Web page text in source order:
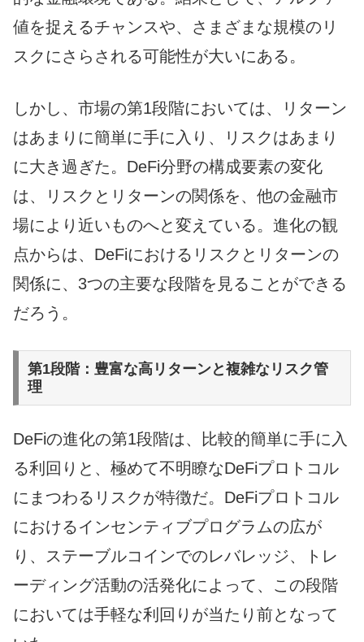
値を捉えるチャンスや、さまざまな規模のリ
スクにさらされる可能性が大いにある。
しかし、市場の第1段階においては、リターン
はあまりに簡単に手に入り、リスクはあまり
に大き過ぎた。DeFi分野の構成要素の変化
は、リスクとリターンの関係を、他の金融市
場により近いものへと変えている。進化の観
点からは、DeFiにおけるリスクとリターンの
関係に、3つの主要な段階を見ることができる
だろう。
第1段階：豊富な高リターンと複雑なリスク管
理
DeFiの進化の第1段階は、比較的簡単に手に入
る利回りと、極めて不明瞭なDeFiプロトコル
にまつわるリスクが特徴だ。DeFiプロトコル
におけるインセンティブプログラムの広が
り、ステーブルコインでのレバレッジ、トレ
ーディング活動の活発化によって、この段階
においては手軽な利回りが当たり前となって